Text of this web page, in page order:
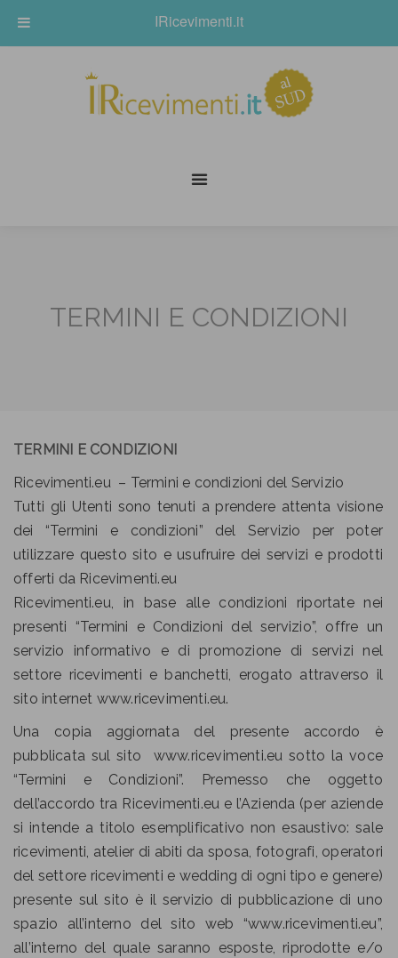
TERMINI E CONDIZIONI
TERMINI E CONDIZIONI
Ricevimenti.eu – Termini e condizioni del Servizio
Tutti gli Utenti sono tenuti a prendere attenta visione
dei “Termini e condizioni” del Servizio per poter
utilizzare questo sito e usufruire dei servizi e prodotti
offerti da Ricevimenti.eu
Ricevimenti.eu, in base alle condizioni riportate nei
presenti “Termini e Condizioni del servizio”, offre un
servizio informativo e di promozione di servizi nel
settore ricevimenti e banchetti, erogato attraverso il
sito internet www.ricevimenti.eu.
Una copia aggiornata del presente accordo è
pubblicata sul sito www.ricevimenti.eu sotto la voce
“Termini e Condizioni”. Premesso che oggetto
dell’accordo tra Ricevimenti.eu e l’Azienda (per aziende
si intende a titolo esemplificativo non esaustivo: sale
ricevimenti, atelier di abiti da sposa, fotografi, operatori
del settore ricevimenti e wedding di ogni tipo e genere)
presente sul sito è il servizio di pubblicazione di uno
spazio all’interno del sito web “www.ricevimenti.eu”,
all’interno del quale saranno esposte, riprodotte e/o
IRicevimenti.it